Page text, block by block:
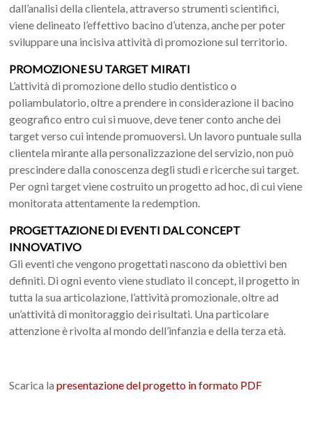
dall’analisi della clientela, attraverso strumenti scientifici,
viene delineato l’effettivo bacino d’utenza, anche per poter
sviluppare una incisiva attività di promozione sul territorio.
PROMOZIONE SU TARGET MIRATI
L’attività di promozione dello studio dentistico o
poliambulatorio, oltre a prendere in considerazione il bacino
geografico entro cui si muove, deve tener conto anche dei
target verso cui intende promuoversi. Un lavoro puntuale sulla
clientela mirante alla personalizzazione del servizio, non può
prescindere dalla conoscenza degli studi e ricerche sui target.
Per ogni target viene costruito un progetto ad hoc, di cui viene
monitorata attentamente la redemption.
PROGETTAZIONE DI EVENTI DAL CONCEPT
INNOVATIVO
Gli eventi che vengono progettati nascono da obiettivi ben
definiti. Di ogni evento viene studiato il concept, il progetto in
tutta la sua articolazione, l’attività promozionale, oltre ad
un’attività di monitoraggio dei risultati. Una particolare
attenzione è rivolta al mondo dell’infanzia e della terza età.
Scarica lapresentazione del progetto in formato PDF